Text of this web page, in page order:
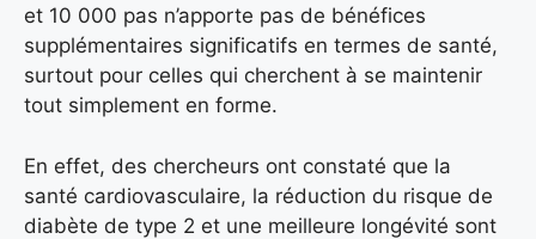
et 10 000 pas n’apporte pas de bénéfices
supplémentaires significatifs en termes de santé,
surtout pour celles qui cherchent à se maintenir
tout simplement en forme.
En effet, des chercheurs ont constaté que la
santé cardiovasculaire, la réduction du risque de
diabète de type 2 et une meilleure longévité sont